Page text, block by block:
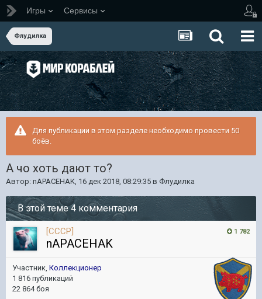
Игры Сервисы
Флудилка
Для публикации в этом разделе необходимо провести 50
боёв.
А чо хоть дают то?
Автор: nAPACEHAK, 16 дек 2018, 08:29:35 в Флудилка
В этой теме 4 комментария
1 782
[CCCP]
nAPACEHAK
Участник, Коллекционер
1 816 публикаций
22 864 боя